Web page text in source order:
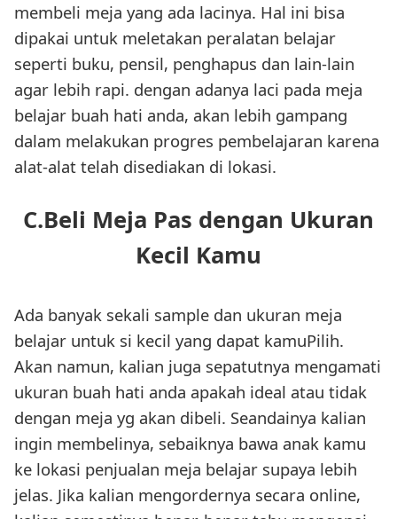
membeli meja yang ada lacinya. Hal ini bisa
dipakai untuk meletakan peralatan belajar
seperti buku, pensil, penghapus dan lain-lain
agar lebih rapi. dengan adanya laci pada meja
belajar buah hati anda, akan lebih gampang
dalam melakukan progres pembelajaran karena
alat-alat telah disediakan di lokasi.
C.Beli Meja Pas dengan Ukuran
Kecil Kamu
Ada banyak sekali sample dan ukuran meja
belajar untuk si kecil yang dapat kamuPilih.
Akan namun, kalian juga sepatutnya mengamati
ukuran buah hati anda apakah ideal atau tidak
dengan meja yg akan dibeli. Seandainya kalian
ingin membelinya, sebaiknya bawa anak kamu
ke lokasi penjualan meja belajar supaya lebih
jelas. Jika kalian mengordernya secara online,